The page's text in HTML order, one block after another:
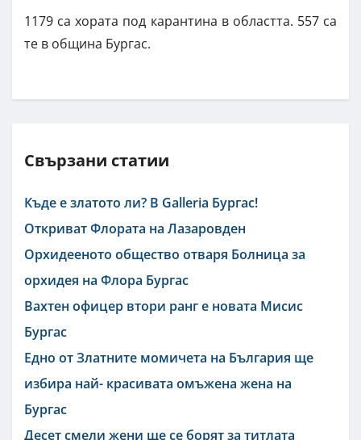
1179 са хората под карантина в областта. 557 са
те в община Бургас.
Свързани статии
Къде е златото ли? В Galleria Бургас!
Откриват Флората на Лазаровден
Орхидееното общество отваря Болница за
орхидея на Флора Бургас
Вахтен офицер втори ранг е новата Мисис
Бургас
Едно от Златните момичета на България ще
избира най- красивата омъжена жена на
Бургас
Десет смели жени ще се борят за титлата